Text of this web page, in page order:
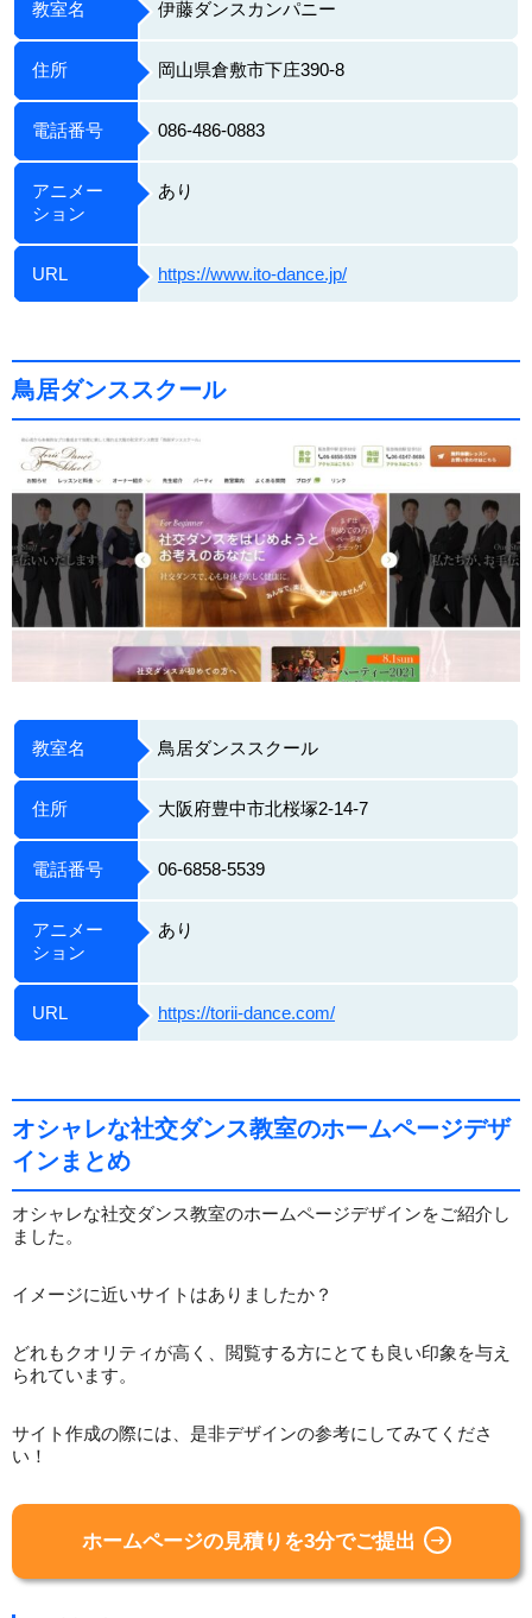
教室名 伊藤ダンスカンパニー
住所 岡山県倉敷市下庄390-8
電話番号 086-486-0883
アニメー
ション
あり
URL https://www.ito-dance.jp/
鳥居ダンススクール
教室名 鳥居ダンススクール
住所 大阪府豊中市北桜塚2-14-7
電話番号 06-6858-5539
アニメー
ション
あり
URL https://torii-dance.com/
オシャレな社交ダンス教室のホームページデザ
インまとめ
オシャレな社交ダンス教室のホームページデザインをご紹介し
ました。
イメージに近いサイトはありましたか？
どれもクオリティが高く、閲覧する方にとても良い印象を与え
られています。
サイト作成の際には、是非デザインの参考にしてみてくださ
い！
ホームページの見積りを3分でご提出